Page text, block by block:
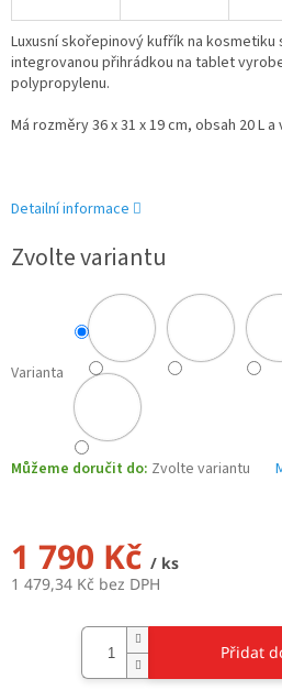
1 790 Kč / ks
1 479,34 Kč bez DPH
Zvolte variantu
Varianta
Můžeme doručit do: Zvolte variantu
Přidat
Luxusní skořepinový kufřík na
integrovanou přihrádkou na tablet
polypropylenu.
Má rozměry 36 x 31 x 19 cm, obsah 20 L a
Detailní informace